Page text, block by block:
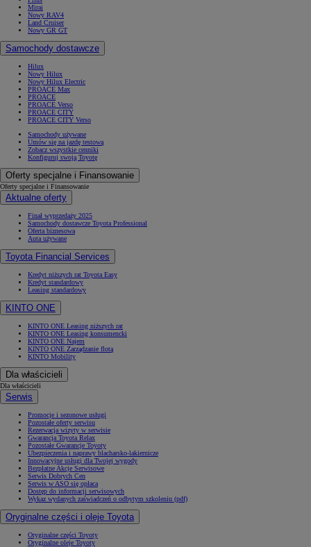
Mirai
Nowy RAV4
Land Cruiser
Nowy GR GT
Samochody dostawcze
Hilux
Nowy Hilux
Nowy Hilux Electric
PROACE Max
PROACE
PROACE Verso
PROACE CITY
PROACE CITY Verso
Samochody używane
Umów się na jazdę testową
Zobacz wszystkie cenniki
Konfiguruj swoją Toyotę
Oferty specjalne i Finansowanie
Oferty specjalne i Finansowanie
Aktualne oferty
Finał wyprzedaży 2025
Samochody dostawcze Toyota Professional
Oferta biznesowa
Auta używane
Toyota Financial Services
Kredyt niższych rat Toyota Easy
Kredyt standardowy
Leasing standardowy
KINTO ONE
KINTO ONE Leasing niższych rat
KINTO ONE Leasing konsumencki
KINTO ONE Najem
KINTO ONE Zarządzanie flotą
KINTO Mobility
Dla właścicieli
Dla właścicieli
Serwis
Promocje i sezonowe usługi
Pozostałe oferty serwisu
Rezerwacja wizyty w serwisie
Gwarancja Toyota Relax
Pozostałe Gwarancje Toyoty
Ubezpieczenia i naprawy blacharsko-lakiernicze
Innowacyjne usługi dla Twojej wygody
Bezpłatne Akcje Serwisowe
Serwis Dobrych Cen
Serwis w ASO się opłaca
Dostęp do informacji serwisowych
Wykaz wydanych zaświadczeń o odbytym szkoleniu (pdf)
Oryginalne części i oleje Toyota
Oryginalne części Toyoty
Oryginalne oleje Toyoty